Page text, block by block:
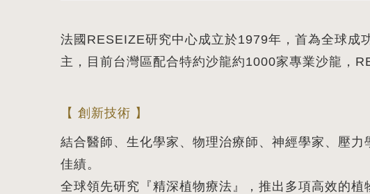
法國RESEIZE研究中心成立於1979年，首為全球成
主，目前台灣區配合特約沙龍約1000家專業沙龍，
【 創新技術 】
結合醫師、生化學家、物理治療師、神經學家、壓
佳績。
全球領先研究『精深植物療法』，推出多項高效的植